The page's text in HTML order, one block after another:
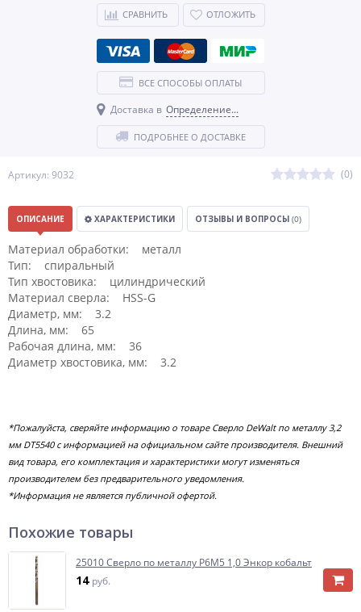
Артикул: 9032 (0)
СРАВНИТЬ ОТЛОЖИТЬ
ВСЕ СПОСОБЫ ОПЛАТЫ
Доставка в Определение...
ПОДРОБНЕЕ О ДОСТАВКЕ
ОПИСАНИЕ ХАРАКТЕРИСТИКИ ОТЗЫВЫ И ВОПРОСЫ (0)
Материал обработки: металл
Тип: спиральный
Тип хвостовика: цилиндрический
Материал сверла: HSS-G
Диаметр, мм: 3.2
Длина, мм: 65
Рабочая длина, мм: 36
Диаметр хвостовика, мм: 3.2
*Пожалуйста, сверяйте информацию о товаре Сверло DeWalt по металлу 3,2
мм DT5540 с информацией на официальном сайте производителя. Внешний
вид товара, его комплектация и характеристики могут изменяться
производителем без предварительного уведомления.
*Информация не является публичной офертой.
Похожие товары
25010 Сверло по металлу Р6М5 1,0 Энкор кобальт
14 руб.